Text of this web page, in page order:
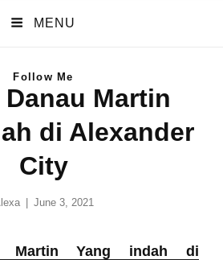
Terbaru Negara
Alabama
Secara Lengkap Informasi serta Berita –
dari Kota Alexander Alabama di US
MENU
Martin
di Alexander
City
Posted
June 3, 2021
Martin Yang indah di
Follow Me